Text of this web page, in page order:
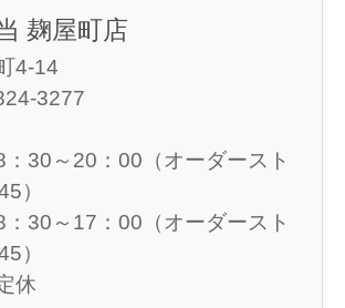
麹屋町店
4-14
3277
～20：00（オーダースト
）
～17：00（オーダースト
）
休